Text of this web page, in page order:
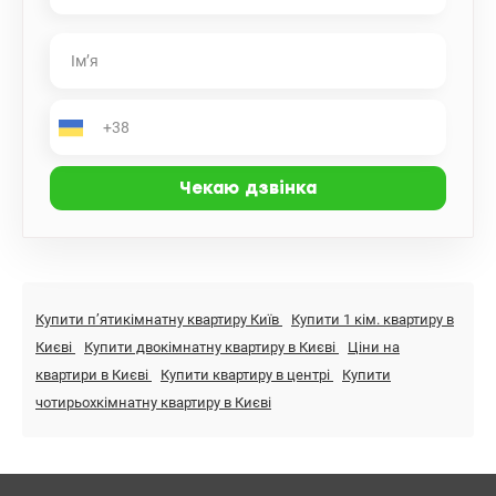
Купити пʼятикімнатну квартиру Київ
Купити 1 кім. квартиру в
Києві
Купити двокімнатну квартиру в Києві
Ціни на
квартири в Києві
Купити квартиру в центрі
Купити
чотирьохкімнатну квартиру в Києві